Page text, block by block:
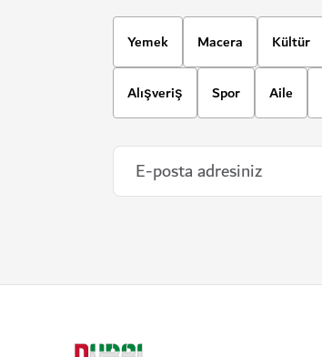
Yemek Macera Kültür
Alışveriş Spor Aile